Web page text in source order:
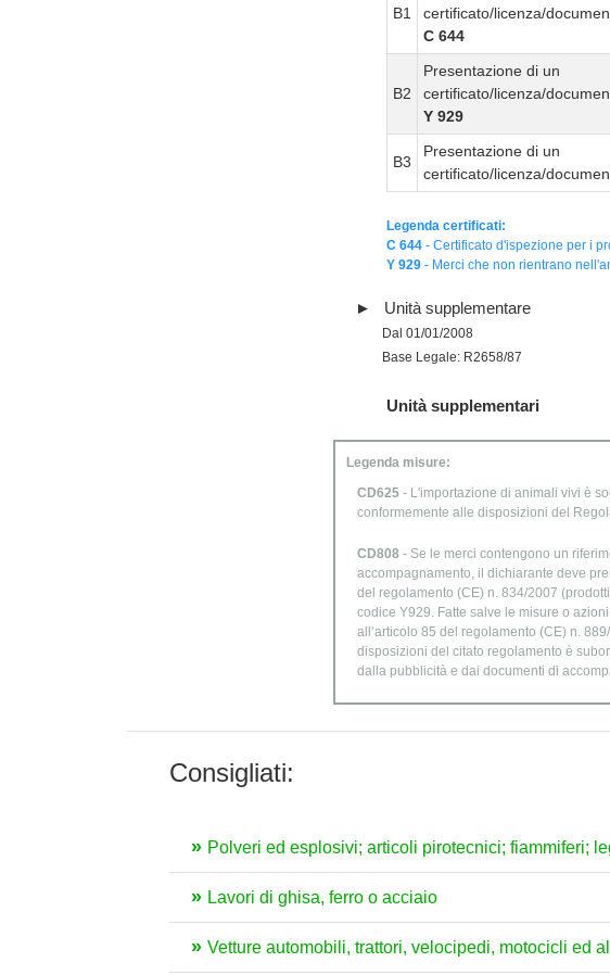
B1
certificato/licenza/
C 644
B2
Presentazione di un
certificato/licenza/
Y 929
B3
Presentazione di un
certificato/licenza/
Legenda certificati:
C 644 - Certificato d'ispezione per i
Y 929 - Merci che non rientrano
Unità supplementare
Dal 01/01/2008
Base Legale: R2658/87
Unità supplementari
Legenda misure:
CD625 - L'importazione di animali vivi è
conformemente alle disposizioni del
CD808 - Se le merci contengono un
accompagnamento, il dichiarante deve
del regolamento (CE) n. 834/2007
codice Y929. Fatte salve le misure o
all’articolo 85 del regolamento (CE) n.
disposizioni del citato regolamento è
dalla pubblicità e dai documenti di
Consigliati:
Polveri ed esplosivi; articoli pirotecnici; fiammiferi;
Lavori di ghisa, ferro o acciaio
Vetture automobili, trattori, velocipedi, motocicli ed